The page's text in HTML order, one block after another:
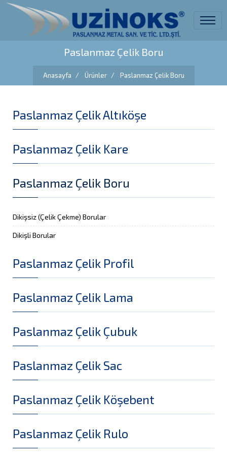
Paslanmaz Çelik Boru
Anasayfa Ürünler Paslanmaz Çelik Boru
Paslanmaz Çelik Altıköşe
Paslanmaz Çelik Kare
Paslanmaz Çelik Boru
Dikişsiz (Çelik Çekme) Borular
Dikişli Borular
Paslanmaz Çelik Profil
Paslanmaz Çelik Lama
Paslanmaz Çelik Çubuk
Paslanmaz Çelik Sac
Paslanmaz Çelik Köşebent
Paslanmaz Çelik Rulo